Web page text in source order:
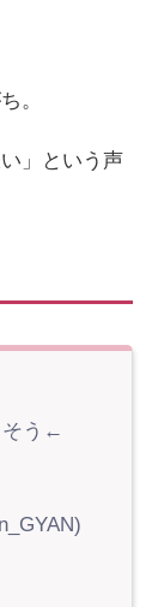
。
」という声
そう←